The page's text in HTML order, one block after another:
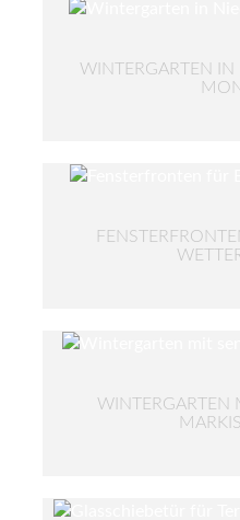
WINTERGARTEN IN
WINTERGARTEN